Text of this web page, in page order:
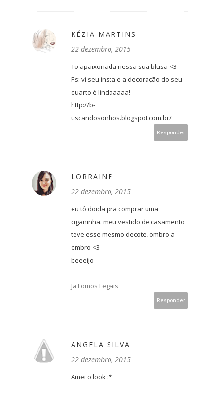
KÉZIA MARTINS
22 dezembro, 2015
To apaixonada nessa sua blusa <3
Ps: vi seu insta e a decoração do seu
quarto é lindaaaaa!
http://b-
uscandosonhos.blogspot.com.br/
Responder
LORRAINE
22 dezembro, 2015
eu tô doida pra comprar uma
ciganinha. meu vestido de casamento
teve esse mesmo decote, ombro a
ombro <3
beeeijo
Ja Fomos Legais
Responder
ANGELA SILVA
22 dezembro, 2015
Amei o look :*